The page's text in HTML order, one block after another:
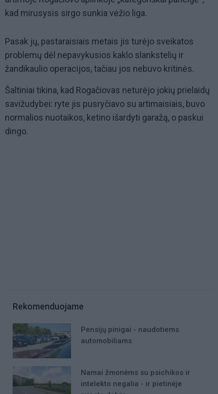
kad mirusysis sirgo sunkia vėžio liga.
Pasak jų, pastaraisiais metais jis turėjo sveikatos
problemų dėl nepavykusios kaklo slankstelių ir
žandikaulio operacijos, tačiau jos nebuvo kritinės.
Šaltiniai tikina, kad Rogačiovas neturėjo jokių prielaidų
savižudybei: ryte jis pusryčiavo su artimaisiais, buvo
normalios nuotaikos, ketino išardyti garažą, o paskui
dingo.
Rekomenduojame
Pensijų pinigai - naudotiems
automobiliams
Namai žmonėms su psichikos ir
intelekto negalia - ir pietinėje